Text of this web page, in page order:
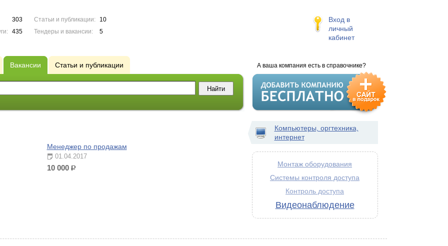
303
435
Статьи и публикации:
10
Тендеры и вакансии:
5
Вход в
личный
кабинет
А ваша компания есть в справочнике?
Вакансии Статьи и публикации
Менеджер по продажам
01.04.2017
10 000 р.
Компьютеры, оргтехника,
интернет
Монтаж оборудования
Системы контроля доступа
Контроль доступа
Видеонаблюдение